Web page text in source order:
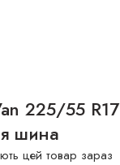
225/55 R17
шина
цей товар зараз